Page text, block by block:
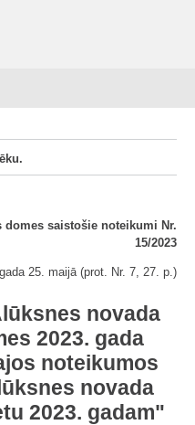
saistošie noteikumi Nr.
15/2023
25. maijā (prot. Nr. 7, 27. p.)
novada
2023. gada
noteikumos
novada
2023. gadam"